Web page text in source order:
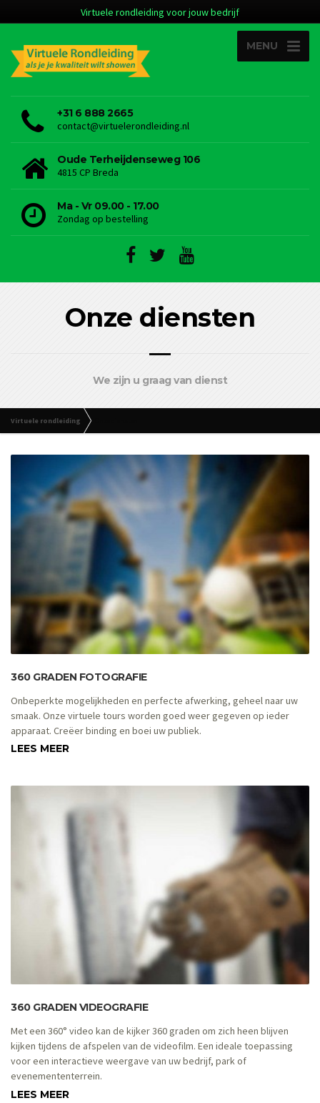
Virtuele rondleiding voor jouw bedrijf
MENU
+31 6 888 2665
contact@virtuelerondleiding.nl
Oude Terheijdenseweg 106
4815 CP Breda
Ma - Vr 09.00 - 17.00
Zondag op bestelling
Onze diensten
We zijn u graag van dienst
Virtuele rondleiding
360 GRADEN FOTOGRAFIE
Onbeperkte mogelijkheden en perfecte afwerking, geheel naar uw
smaak. Onze virtuele tours worden goed weer gegeven op ieder
apparaat. Creëer binding en boei uw publiek.
LEES MEER
360 GRADEN VIDEOGRAFIE
Met een 360° video kan de kijker 360 graden om zich heen blijven
kijken tijdens de afspelen van de videofilm. Een ideale toepassing
voor een interactieve weergave van uw bedrijf, park of
evenemententerrein.
LEES MEER